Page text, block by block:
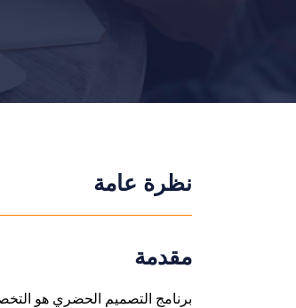
نظرة عامة
مقدمة
برنامج التصميم الحضري هو